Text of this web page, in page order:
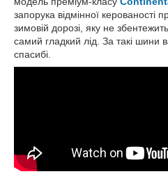
запорука відмінної керованості
зимовій дорозі, яку не
самий гладкий лід. За такі шини
спасибі.